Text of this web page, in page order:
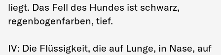
liegt. Das Fell des Hundes ist schwarz,
regenbogenfarben, tief.
IV: Die Flüssigkeit, die auf Lunge, in Nase, auf